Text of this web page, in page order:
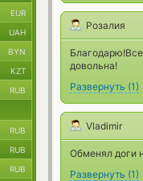
Розалия
довольна!
Развернуть (1)
Vladimir
Обменял доги
Развернуть (1)
EUR
UAH
BYN
KZT
RUB
RUB
RUB
RUB